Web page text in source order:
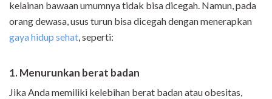
kelainan bawaan umumnya tidak bisa dicegah. Namun, pada
orang dewasa, usus turun bisa dicegah dengan menerapkan
gaya hidup sehat, seperti:
1. Menurunkan berat badan
Jika Anda memiliki kelebihan berat badan atau obesitas,